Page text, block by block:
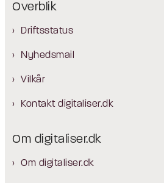
Overblik
Driftsstatus
Nyhedsmail
Vilkår
Kontakt digitaliser.dk
Om digitaliser.dk
Om digitaliser.dk